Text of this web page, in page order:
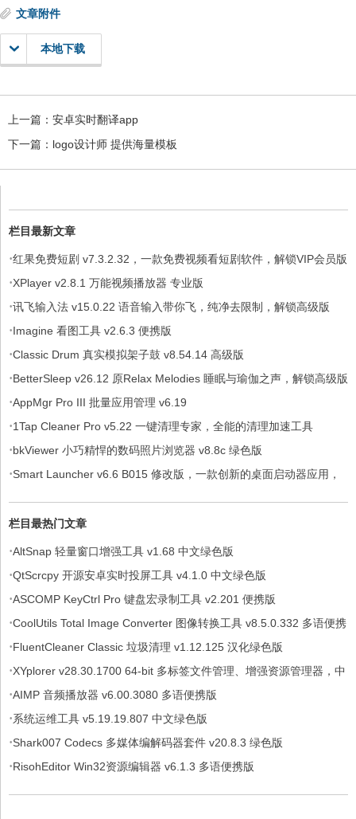
文章附件
本地下载
上一篇： 安卓实时翻译app
下一篇： logo设计师 提供海量模板
栏目最新文章
·红果免费短剧 v7.3.2.32，一款免费视频看短剧软件，解锁VIP会员版
·XPlayer v2.8.1 万能视频播放器 专业版
·讯飞输入法 v15.0.22 语音输入带你飞，纯净去限制，解锁高级版
·Imagine 看图工具 v2.6.3 便携版
·Classic Drum 真实模拟架子鼓 v8.54.14 高级版
·BetterSleep v26.12 原Relax Melodies 睡眠与瑜伽之声，解锁高级版
·AppMgr Pro III 批量应用管理 v6.19
·1Tap Cleaner Pro v5.22 一键清理专家，全能的清理加速工具
·bkViewer 小巧精悍的数码照片浏览器 v8.8c 绿色版
·Smart Launcher v6.6 B015 修改版，一款创新的桌面启动器应用，
栏目最热门文章
·AltSnap 轻量窗口增强工具 v1.68 中文绿色版
·QtScrcpy 开源安卓实时投屏工具 v4.1.0 中文绿色版
·ASCOMP KeyCtrl Pro 键盘宏录制工具 v2.201 便携版
·CoolUtils Total Image Converter 图像转换工具 v8.5.0.332 多语便携
版
·FluentCleaner Classic 垃圾清理 v1.12.125 汉化绿色版
·XYplorer v28.30.1700 64-bit 多标签文件管理、增强资源管理器，中
文绿色便携版
·AIMP 音频播放器 v6.00.3080 多语便携版
·系统运维工具 v5.19.19.807 中文绿色版
·Shark007 Codecs 多媒体编解码器套件 v20.8.3 绿色版
·RisohEditor Win32资源编辑器 v6.1.3 多语便携版